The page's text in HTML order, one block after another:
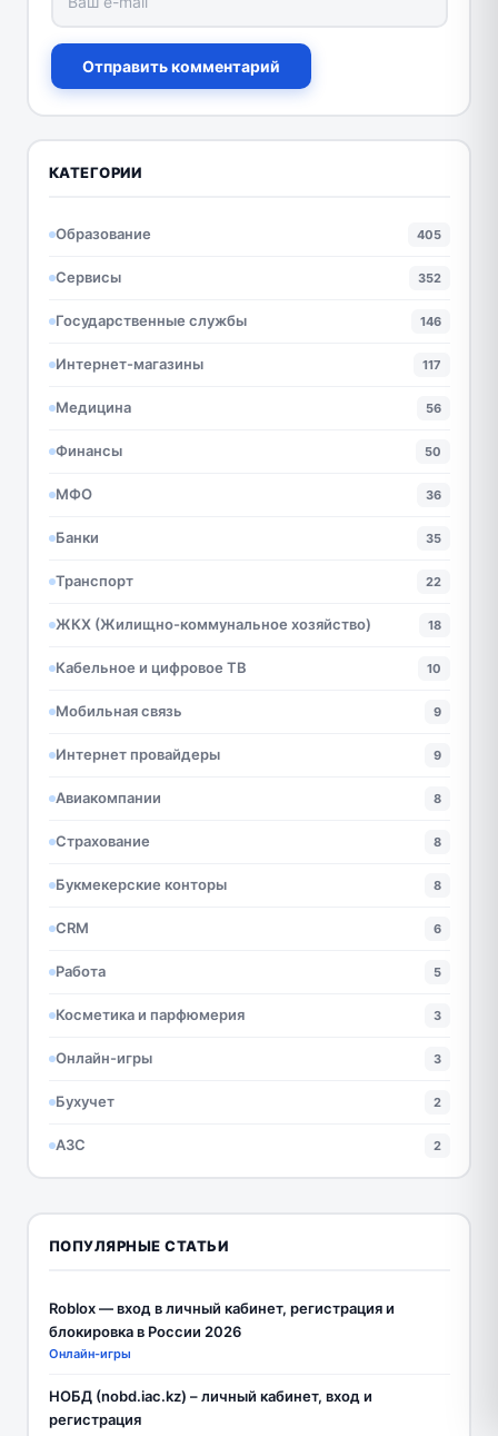
Отправить комментарий
КАТЕГОРИИ
Образование 405
Сервисы 352
Государственные службы 146
Интернет-магазины 117
Медицина 56
Финансы 50
МФО 36
Банки 35
Транспорт 22
ЖКХ (Жилищно-коммунальное хозяйство) 18
Кабельное и цифровое ТВ 10
Мобильная связь 9
Интернет провайдеры 9
Авиакомпании 8
Страхование 8
Букмекерские конторы 8
CRM 6
Работа 5
Косметика и парфюмерия 3
Онлайн-игры 3
Бухучет 2
АЗС 2
ПОПУЛЯРНЫЕ СТАТЬИ
Roblox — вход в личный кабинет, регистрация и
блокировка в России 2026
Онлайн-игры
НОБД (nobd.iac.kz) – личный кабинет, вход и
регистрация